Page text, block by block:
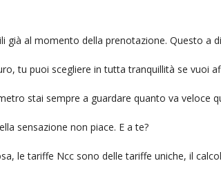
già al momento della prenotazione. Questo a
tu puoi scegliere in tutta tranquillità se vuoi
stai sempre a guardare quanto va veloce
sensazione non piace. E a te?
le tariffe Ncc sono delle tariffe uniche, il